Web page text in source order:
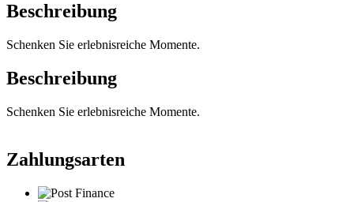
Beschreibung
Schenken Sie erlebnisreiche Momente.
Beschreibung
Schenken Sie erlebnisreiche Momente.
Zahlungsarten